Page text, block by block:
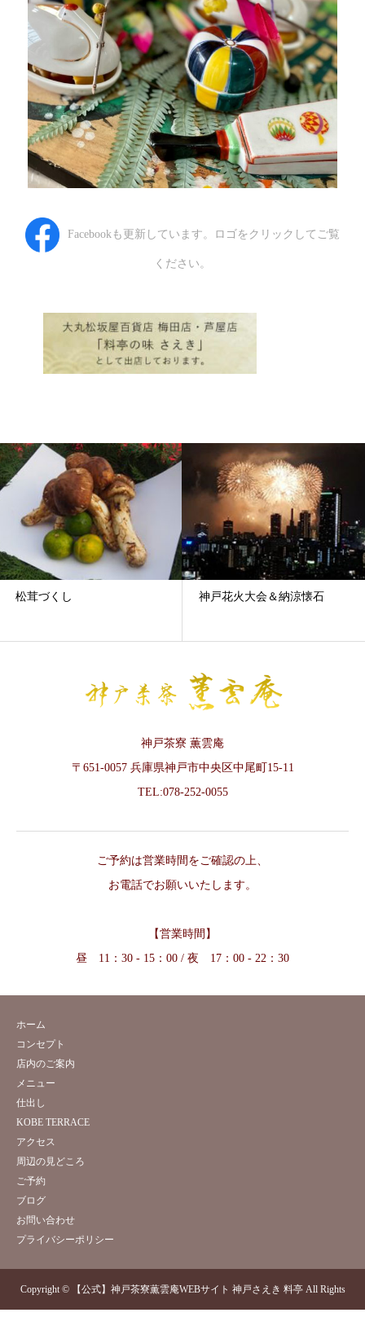
Facebookも更新しています。ロゴをクリックしてご覧
ください。
神戸花火大会＆納涼懐石 風炉の炭手前 お水屋紹介
神戸茶寮 薫雲庵
〒651-0057 兵庫県神戸市中央区中尾町15-11
TEL:078-252-0055
ご予約は営業時間をご確認の上、
お電話でお願いいたします。
【営業時間】
昼 11：30 - 15：00 / 夜 17：00 - 22：30
ホーム
コンセプト
店内のご案内
メニュー
仕出し
KOBE TERRACE
アクセス
周辺の見どころ
ご予約
ブログ
お問い合わせ
プライバシーポリシー
Copyright © 【公式】神戸茶寮薫雲庵WEBサイト 神戸さえき 料亭 All Rights